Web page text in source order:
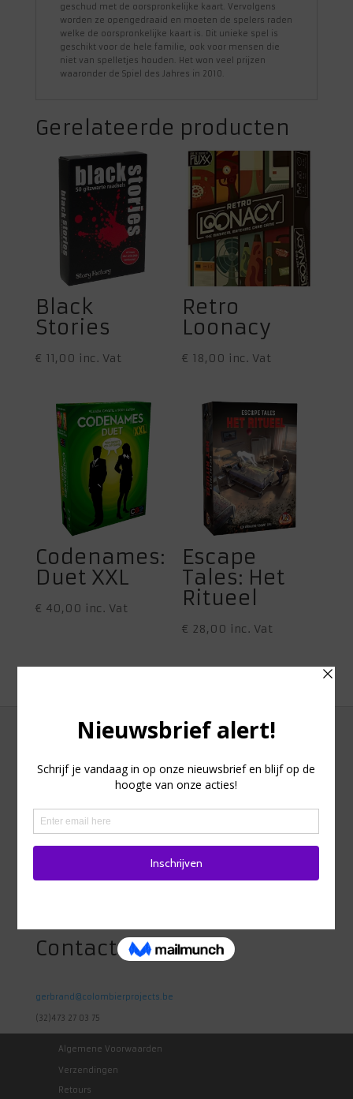
geschud met de oorspronkelijke kaart. Vervolgens
worden ze opengedraaid en moeten de spelers raden
welke de oorspronkelijke kaart is. Dit unieke spel is
geschikt voor de hele familie, ook voor mensen die
niet van spelletjes houden. Het won veel prijzen
waaronder de Spiel des Jahres in 2010.
Gerelateerde producten
Black
Stories
€ 11,00 inc. Vat
Retro
Loonacy
€ 18,00 inc. Vat
Codenames:
Duet XXL
€ 40,00 inc. Vat
Escape
Tales: Het
Ritueel
€ 28,00 inc. Vat
Adres
Heidestraat 98
Contact
gerbrand@colombierprojects.be
(32)473 27 03 75
Algemene Voorwaarden
Verzendingen
Retours